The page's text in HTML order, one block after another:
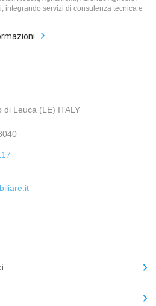
integrando servizi di consulenza tecnica e
di Leuca (LE) ITALY